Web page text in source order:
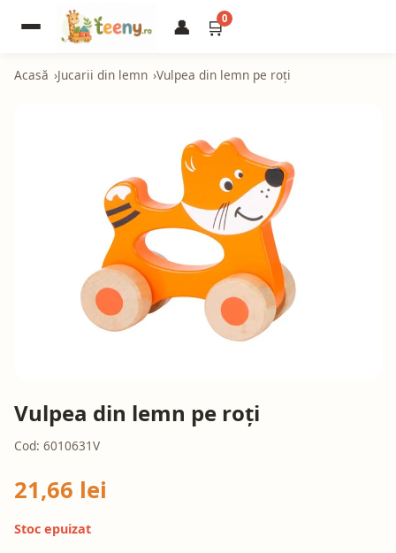
👤 🛒0
Acasă Jucarii din lemn Vulpea din lemn pe roți
Vulpea din lemn pe roți
Cod: 6010631V
21,66 lei
Stoc epuizat